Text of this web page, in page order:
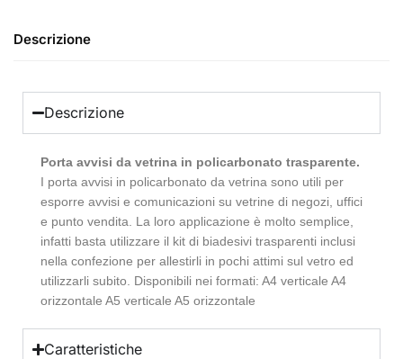
Descrizione
Descrizione
Porta avvisi da vetrina in policarbonato trasparente.
I porta avvisi in policarbonato da vetrina sono utili per
esporre avvisi e comunicazioni su vetrine di negozi, uffici
e punto vendita. La loro applicazione è molto semplice,
infatti basta utilizzare il kit di biadesivi trasparenti inclusi
nella confezione per allestirli in pochi attimi sul vetro ed
utilizzarli subito. Disponibili nei formati: A4 verticale A4
orizzontale A5 verticale A5 orizzontale
Caratteristiche